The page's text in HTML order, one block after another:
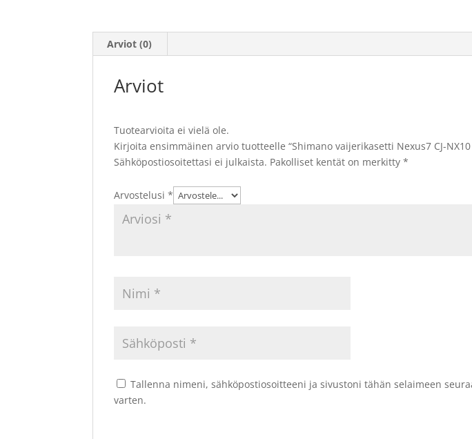
Arviot (0)
Arviot
Tuotearvioita ei vielä ole.
Kirjoita ensimmäinen arvio tuotteelle “Shimano vaijerikasetti Nexus7 CJ-
Sähköpostiosoitettasi ei julkaista. Pakolliset kentät on merkitty*
Arvostelusi*
Tallenna nimeni, sähköpostiosoitteeni ja sivustoni tähän selaimeen
varten.